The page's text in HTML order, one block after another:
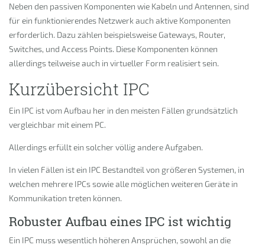
Neben den passiven Komponenten wie Kabeln und Antennen, sind
für ein funktionierendes Netzwerk auch aktive Komponenten
erforderlich. Dazu zählen beispielsweise Gateways, Router,
Switches, und Access Points. Diese Komponenten können
allerdings teilweise auch in virtueller Form realisiert sein.
Kurzübersicht IPC
Ein IPC ist vom Aufbau her in den meisten Fällen grundsätzlich
vergleichbar mit einem PC.
Allerdings erfüllt ein solcher völlig andere Aufgaben.
In vielen Fällen ist ein IPC Bestandteil von größeren Systemen, in
welchen mehrere IPCs sowie alle möglichen weiteren Geräte in
Kommunikation treten können.
Robuster Aufbau eines IPC ist wichtig
Ein IPC muss wesentlich höheren Ansprüchen, sowohl an die